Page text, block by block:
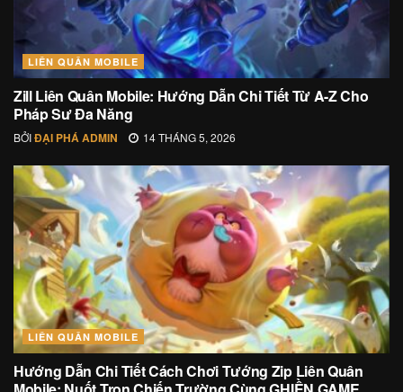
LIÊN QUÂN MOBILE
Zill Liên Quân Mobile: Hướng Dẫn Chi Tiết Từ A-Z Cho
Pháp Sư Đa Năng
BỞIĐẠI PHÁ ADMIN 14 THÁNG 5, 2026
LIÊN QUÂN MOBILE
Hướng Dẫn Chi Tiết Cách Chơi Tướng Zip Liên Quân